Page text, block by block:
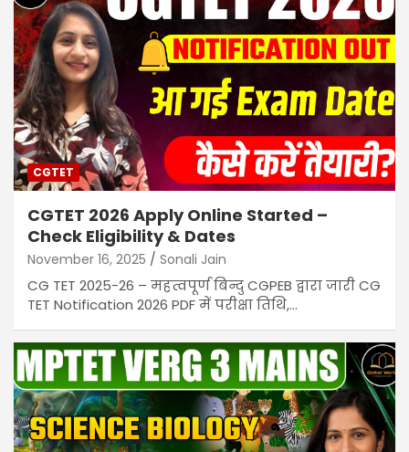
CGTET
CGTET 2026 Apply Online Started –
Check Eligibility & Dates
November 16, 2025 Sonali Jain
CG TET 2025-26 – महत्वपूर्ण बिन्दु CGPEB द्वारा जारी CG
TET Notification 2026 PDF में परीक्षा तिथि,…